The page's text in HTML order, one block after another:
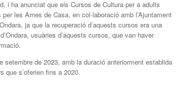
i ha anunciat que els Cursos de Cultura per a adults
les Ames de Casa, en col·laboració amb l’Ajuntament
ja que la recuperació d’aquests cursos era una
usuàries d’aquests cursos, que van haver
de 2023, amb la duració anteriorment establida
que s’oferien fins a 2020.